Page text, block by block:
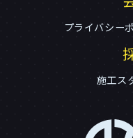
プライバシー
施工ス